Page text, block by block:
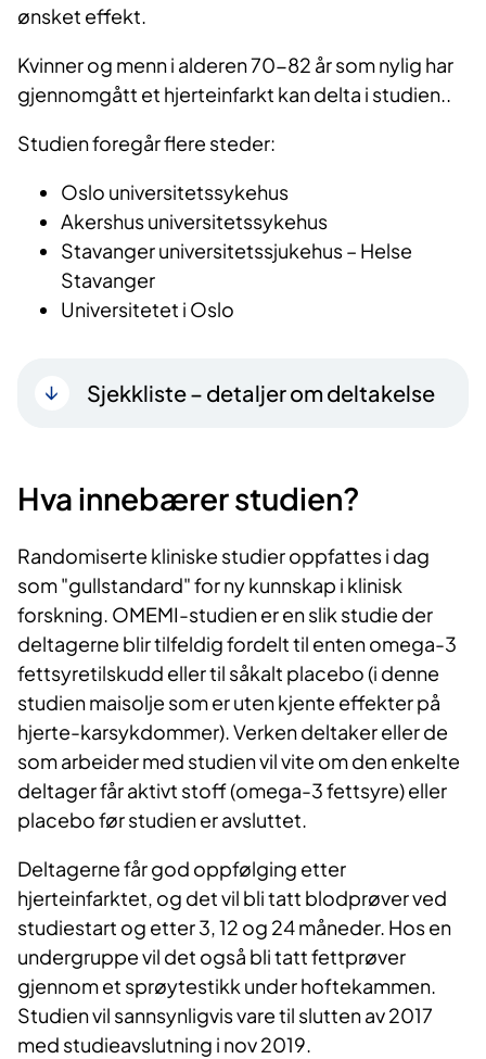
ønsket effekt.
Kvinner og menn i alderen 70-82 år som nylig har
gjennomgått et hjerteinfarkt kan delta i studien..
Studien foregår flere steder:
Oslo universitetssykehus
Akershus universitetssykehus
Stavanger universitetssjukehus – Helse
Stavanger
Universitetet i Oslo
Sjekkliste – detaljer om deltakelse
Hva innebærer studien?
Randomiserte kliniske studier oppfattes i dag
som "gullstandard" for ny kunnskap i klinisk
forskning. OMEMI-studien er en slik studie der
deltagerne blir tilfeldig fordelt til enten omega-3
fettsyretilskudd eller til såkalt placebo (i denne
studien maisolje som er uten kjente effekter på
hjerte-karsykdommer). Verken deltaker eller de
som arbeider med studien vil vite om den enkelte
deltager får aktivt stoff (omega-3 fettsyre) eller
placebo før studien er avsluttet.
Deltagerne får god oppfølging etter
hjerteinfarktet, og det vil bli tatt blodprøver ved
studiestart og etter 3, 12 og 24 måneder. Hos en
undergruppe vil det også bli tatt fettprøver
gjennom et sprøytestikk under hoftekammen.
Studien vil sannsynligvis vare til slutten av 2017
med studieavslutning i nov 2019.